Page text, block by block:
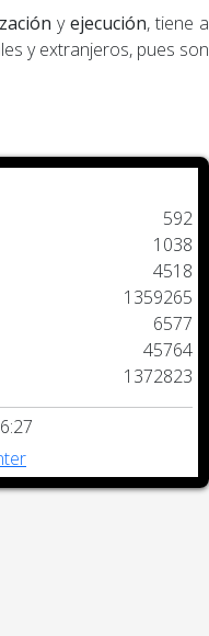
yejecución, tiene a
y extranjeros, pues son
592
1038
4518
1359265
6577
45764
1372823